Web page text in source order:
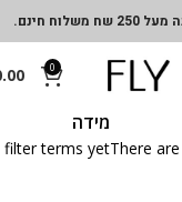
שח משלוח חינם.
0
There
מידה
filter terms yet